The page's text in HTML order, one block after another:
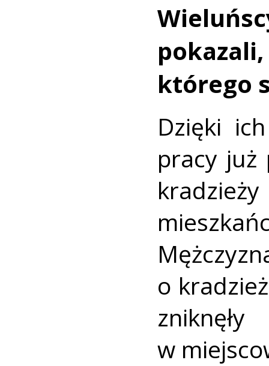
którego
Dzięki
pracy już
o
w